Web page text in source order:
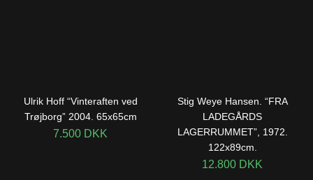
Ulrik Hoff “Vinteraften ved
Trøjborg” 2004. 65x65cm
7.500 DKK
Stig Weye Hansen. “FRA
LADEGÅRDS
LAGERRUMMET”, 1972.
122x89cm.
12.800 DKK